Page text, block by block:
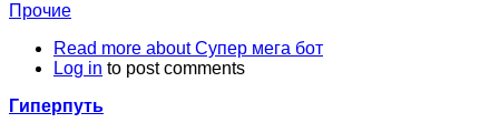
Прочие
Read more about Супер мега бот
Log in to post comments
Гиперпуть